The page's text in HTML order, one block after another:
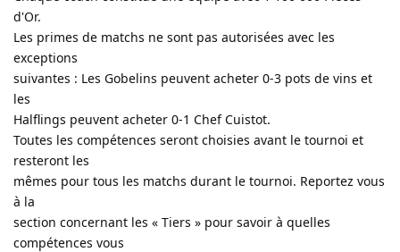
d'Or.
Les primes de matchs ne sont pas autorisées avec les
exceptions
suivantes : Les Gobelins peuvent acheter 0-3 pots de vins et
les
Halflings peuvent acheter 0-1 Chef Cuistot.
Toutes les compétences seront choisies avant le tournoi et
resteront les
mêmes pour tous les matchs durant le tournoi. Reportez vous
à la
section concernant les « Tiers » pour savoir à quelles
compétences vous